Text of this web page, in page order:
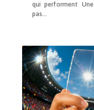
qui performent
pas...